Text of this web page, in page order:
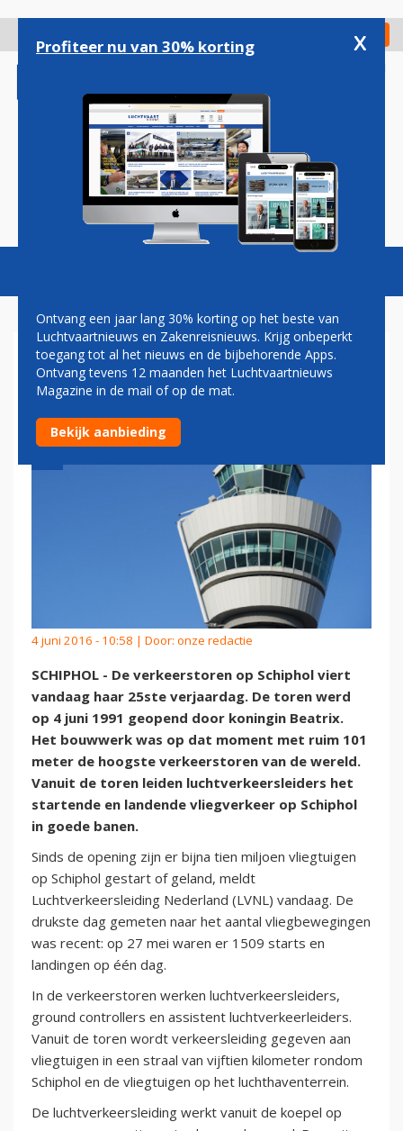
gaan
Check in
Magazine Podcasts Vacatures
VERKEERSTOREN SCHIPHOL
KWART EEUW OUD
4 juni 2016 - 10:58 | Door: onze redactie
SCHIPHOL - De verkeerstoren op Schiphol viert
vandaag haar 25ste verjaardag. De toren werd
op 4 juni 1991 geopend door koningin Beatrix.
Het bouwwerk was op dat moment met ruim 101
meter de hoogste verkeerstoren van de wereld.
Vanuit de toren leiden luchtverkeersleiders het
startende en landende vliegverkeer op Schiphol
in goede banen.
Sinds de opening zijn er bijna tien miljoen vliegtuigen
op Schiphol gestart of geland, meldt
Luchtverkeersleiding Nederland (LVNL) vandaag. De
drukste dag gemeten naar het aantal vliegbewegingen
was recent: op 27 mei waren er 1509 starts en
landingen op één dag.
In de verkeerstoren werken luchtverkeersleiders,
ground controllers en assistent luchtverkeerleiders.
Vanuit de toren wordt verkeersleiding gegeven aan
vliegtuigen in een straal van vijftien kilometer rondom
Schiphol en de vliegtuigen op het luchthaventerrein.
De luchtverkeersleiding werkt vanuit de koepel op
Profiteer nu van 30% korting x
Ontvang een jaar lang 30% korting op het beste van
Luchtvaartnieuws en Zakenreisnieuws. Krijg onbeperkt
toegang tot al het nieuws en de bijbehorende Apps.
Ontvang tevens 12 maanden het Luchtvaartnieuws
Magazine in de mail of op de mat.
Bekijk aanbieding